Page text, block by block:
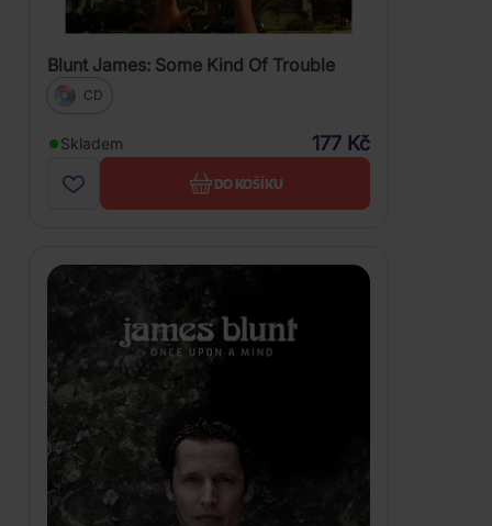
Blunt James: Some Kind Of Trouble
CD
Skladem 177 Kč
DO KOŠÍKU